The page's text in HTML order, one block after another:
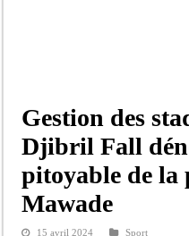
Gestion des
Djibril Fall
pitoyable de la
Mawade
15 avril 2024 Sport